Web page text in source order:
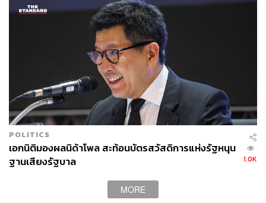
POLITICS
เอกนิติมองผลนิด้าโพล สะท้อนบัตรสวัสดิการแห่งรัฐหนุน
ฐานเสียงรัฐบาล
1.0K
MORE